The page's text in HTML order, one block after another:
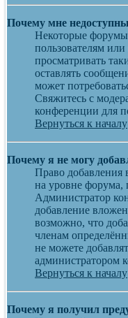
Почему мне
Некоторые
пользователям
просматривать
оставлять
может
Свяжитесь с
конференции для
Вернуться к началу
Почему я не могу
Право добавления
на уровне форума,
Администратор
добавление
возможно, что
членам
не можете
администратором
Вернуться к началу
Почему я получил